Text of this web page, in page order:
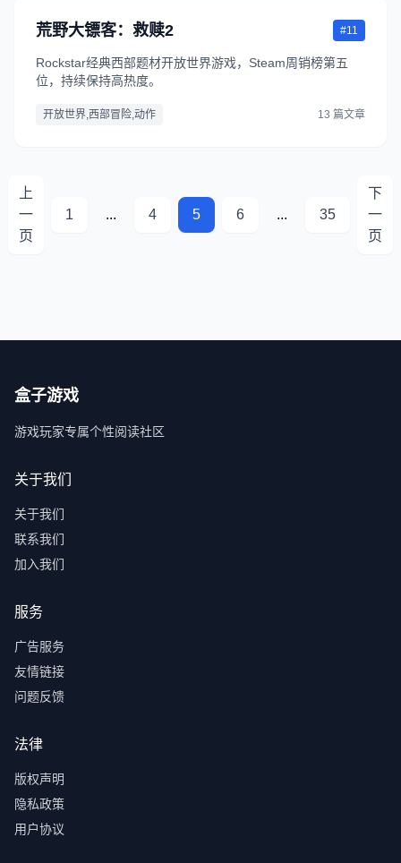
荒野大镖客：救赎2 #11
Rockstar经典西部题材开放世界游戏，Steam周销榜第五
位，持续保持高热度。
开放世界,西部冒险,动作 13 篇文章
上
一
页
1 ... 4 5 6 ... 35
下
一
页
盒子游戏
游戏玩家专属个性阅读社区
关于我们
关于我们
联系我们
加入我们
服务
广告服务
友情链接
问题反馈
法律
版权声明
隐私政策
用户协议